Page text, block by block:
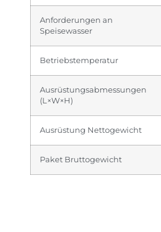
Anforderungen an
Speisewasser
Betriebstemperatur
Ausrüstungsabmessungen
(L×W×H)
Ausrüstung Nettogewicht
Paket Bruttogewicht